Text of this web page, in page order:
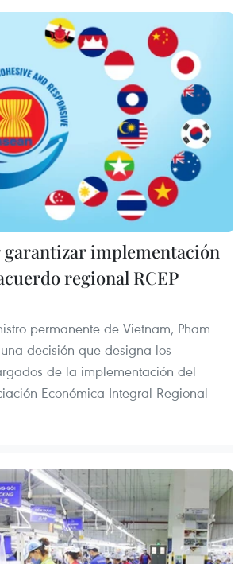
implementación
regional RCEP
permanente de Vietnam, Pham
decisión que designa los
de la implementación del
Económica Integral Regional